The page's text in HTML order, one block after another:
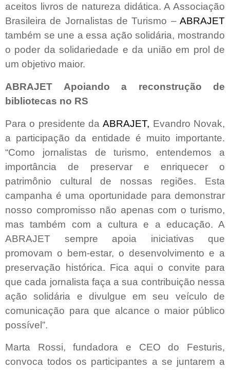
aceitos livros de natureza didática. A Associação
Brasileira de Jornalistas de Turismo – ABRAJET
também se une a essa ação solidária, mostrando
o poder da solidariedade e da união em prol de
um objetivo maior.
ABRAJET Apoiando a reconstrução de
bibliotecas no RS
Para o presidente daABRAJET, Evandro Novak,
a participação da entidade é muito importante.
“Como jornalistas de turismo, entendemos a
importância de preservar e enriquecer o
patrimônio cultural de nossas regiões. Esta
campanha é uma oportunidade para demonstrar
nosso compromisso não apenas com o turismo,
mas também com a cultura e a educação. A
ABRAJET sempre apoia iniciativas que
promovam o bem-estar, o desenvolvimento e a
preservação histórica. Fica aqui o convite para
que cada jornalista faça a sua contribuição nessa
ação solidária e divulgue em seu veículo de
comunicação para que alcance o maior público
possível”.
Marta Rossi, fundadora e CEO do Festuris,
convoca todos os participantes a se juntarem a